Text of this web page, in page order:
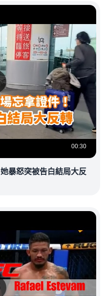
00:30
暴怒突被告白結局大反